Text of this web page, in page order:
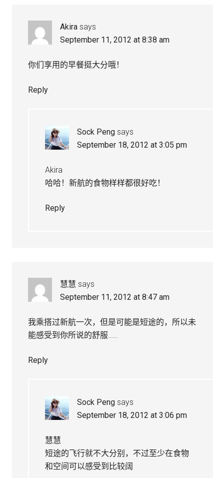
Akira says
September 11, 2012 at 8:38 am
你们享用的早餐挺大分哦！
Reply
Sock Peng says
September 18, 2012 at 3:05 pm
Akira
哈哈！新航的食物样样都很好吃！
Reply
慧慧 says
September 11, 2012 at 8:47 am
我乘搭过新航一次，但是可能是短途的，所以未
能感受到你所说的舒服……
Reply
Sock Peng says
September 18, 2012 at 3:06 pm
慧慧
短途的飞行就不大分别，不过至少在食物
和空间可以感受到比较阔